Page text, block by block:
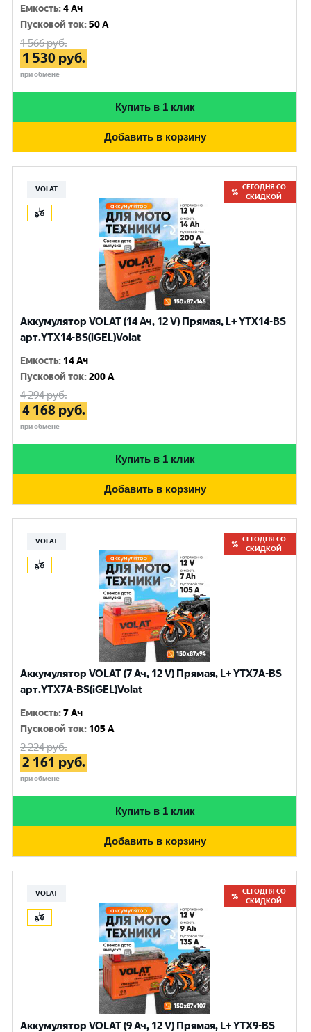
Емкость:4 Ач
Пусковой ток:50 A
1 566руб.
1 530 руб.
при обмене
Купить в 1 клик
Добавить в корзину
VOLAT
СЕГОДНЯ СО
СКИДКОЙ
Аккумулятор VOLAT (14 Ач, 12 V) Прямая, L+ YTX14-BS
арт.YTX14-BS(iGEL)Volat
Емкость: 14 Ач
Пусковой ток:200 A
4 294руб.
4 168 руб.
при обмене
Купить в 1 клик
Добавить в корзину
VOLAT
СЕГОДНЯ СО
СКИДКОЙ
Аккумулятор VOLAT (7 Ач, 12 V) Прямая, L+ YTX7A-BS
арт.YTX7A-BS(iGEL)Volat
Емкость:7 Ач
Пусковой ток: 105 A
2 224руб.
2 161 руб.
при обмене
Купить в 1 клик
Добавить в корзину
VOLAT
СЕГОДНЯ СО
СКИДКОЙ
Аккумулятор VOLAT (9 Ач, 12 V) Прямая, L+ YTX9-BS